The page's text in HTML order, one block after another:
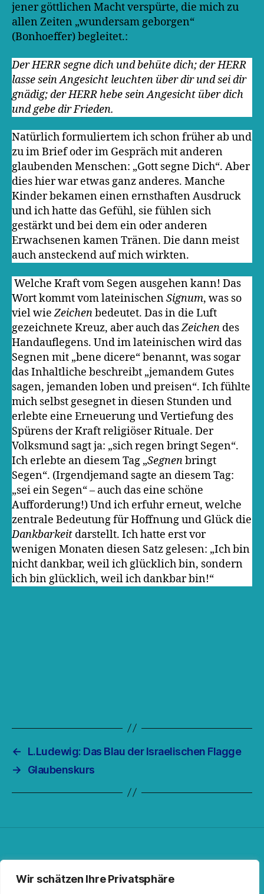
Wir schätzen Ihre Privatsphäre
jener göttlichen Macht verspürte, die mich zu
allen Zeiten „wundersam geborgen“
(Bonhoeffer) begleitet.:
Der HERR segne dich und behüte dich; der HERR
lasse sein Angesicht leuchten über dir und sei dir
gnädig; der HERR hebe sein Angesicht über dich
und gebe dir Frieden.
Natürlich formuliertem ich schon früher ab und
zu im Brief oder im Gespräch mit anderen
glaubenden Menschen: „Gott segne Dich“. Aber
dies hier war etwas ganz anderes. Manche
Kinder bekamen einen ernsthaften Ausdruck
und ich hatte das Gefühl, sie fühlen sich
gestärkt und bei dem ein oder anderen
Erwachsenen kamen Tränen. Die dann meist
auch ansteckend auf mich wirkten.
Welche Kraft vom Segen ausgehen kann! Das
Wort kommt vom lateinischenSignum, was so
viel wieZeichenbedeutet. Das in die Luft
gezeichnete Kreuz, aber auch dasZeichen des
Handauflegens. Und im lateinischen wird das
Segnen mit „bene dicere“ benannt, was sogar
das Inhaltliche beschreibt „jemandem Gutes
sagen, jemanden loben und preisen“. Ich fühlte
mich selbst gesegnet in diesen Stunden und
erlebte eine Erneuerung und Vertiefung des
Spürens der Kraft religiöser Rituale. Der
Volksmund sagt ja: „sich regen bringt Segen“.
Ich erlebte an diesem Tag „Segnenbringt
Segen“. (Irgendjemand sagte an diesem Tag:
„sei ein Segen“ – auch das eine schöne
Aufforderung!) Und ich erfuhr erneut, welche
zentrale Bedeutung für Hoffnung und Glück die
Dankbarkeit darstellt. Ich hatte erst vor
wenigen Monaten diesen Satz gelesen: „Ich bin
nicht dankbar, weil ich glücklich bin, sondern
ich bin glücklich, weil ich dankbar bin!“
←
L.Ludewig: Das Blau der Israelischen Flagge
→
Glaubenskurs
Facebook
Spotify
RSS-FeedInstagram